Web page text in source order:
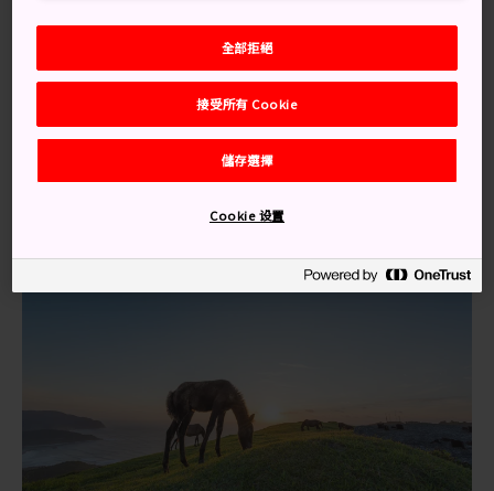
若搭乘火車，可透過東海道/山陽新幹線到小倉站。從東京
站出發約需 4.5 小時，從新大阪站出發約需 2.5 小時。從
小倉站搭乘 JR 日豐本線到宮崎站（5 小時），在宮崎站換
乘 JR 日南線到串間站（3 小時），再從串間站開車約 30
分鐘抵達都井岬。
全部拒絕
接受所有 Cookie
儲存選擇
Cookie 设置